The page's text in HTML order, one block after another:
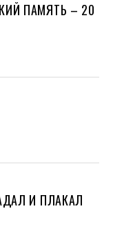
ПАМЯТЬ – 20
И ПЛАКАЛ